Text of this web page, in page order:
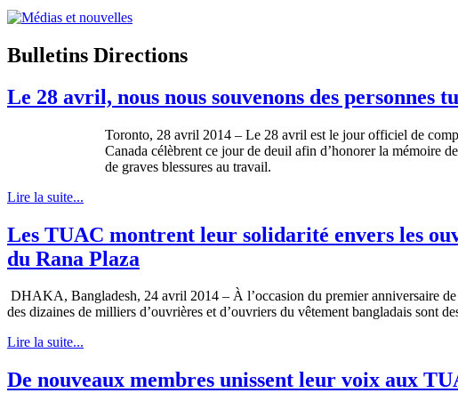
Bulletins Directions
Le 28 avril, nous nous souvenons des personnes
Toronto, 28 avril 2014 – Le 28 avril est le jour officiel de
Canada célèbrent ce jour de deuil afin d’honorer la mémoire
de graves blessures au travail.
Lire la suite...
Les TUAC montrent leur solidarité envers les
du Rana Plaza
DHAKA, Bangladesh, 24 avril 2014 – À l’occasion du premier anniversaire
des dizaines de milliers d’ouvrières et d’ouvriers du vêtement bangladais sont
Lire la suite...
De nouveaux membres unissent leur voix aux